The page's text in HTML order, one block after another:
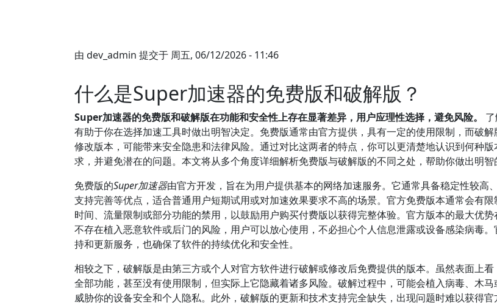
由 dev_admin 提交于 周五, 06/12/2026 - 11:46
什么是Super加速器的免费版和破解版？
Super加速器的免费版和破解版在功能和安全性上存在显著差异，用户应理性选择，避免风险。
有助于你在选择加速工具时做出明智决定。免费版通常由官方提供，具有一定的使用限制，而破
修改版本，可能带来安全隐患和法律风险。通过对比这两者的特点，你可以更清楚地认识到何种
求，并避免潜在的问题。本文将从多个角度详细解析免费版与破解版的不同之处，帮助你做出明智
免费版的Super加速器由官方开发，旨在为用户提供基本的网络加速服务。它通常具备稳定性较高
支持完善等优点，适合普通用户短期试用或对加速效果要求不高的场景。官方免费版本通常会有
时间、流量限制或部分功能的禁用，以鼓励用户购买付费版以获得完整体验。官方版本的最大优势
不存在植入恶意软件或后门的风险，用户可以放心使用，不必担心个人信息泄露或设备感染病毒
持和更新服务，也确保了软件的持续优化和安全性。
相较之下，破解版是由第三方或个人对官方软件进行破解或修改后免费提供的版本。虽然表面上
全部功能，甚至没有使用限制，但实际上它隐藏着诸多风险。破解过程中，可能会植入病毒、木
威胁你的设备安全和个人隐私。此外，破解版的更新和技术支持完全缺失，出现问题时难以获得